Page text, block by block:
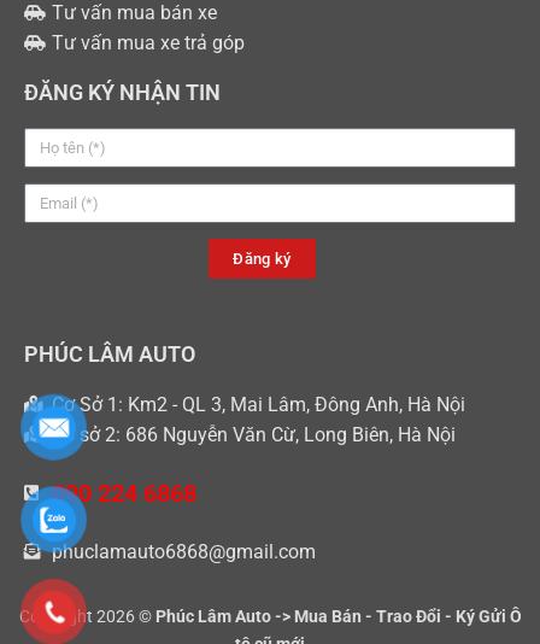
Tư vấn mua bán xe
Tư vấn mua xe trả góp
ĐĂNG KÝ NHẬN TIN
Đăng ký
PHÚC LÂM AUTO
Cơ Sở 1: Km2 - QL 3, Mai Lâm, Đông Anh, Hà Nội
Cơ sở 2: 686 Nguyễn Văn Cừ, Long Biên, Hà Nội
090 224 6868
phuclamauto6868@gmail.com
Copyright 2026 © Phúc Lâm Auto -> Mua Bán - Trao Đổi - Ký Gửi Ô